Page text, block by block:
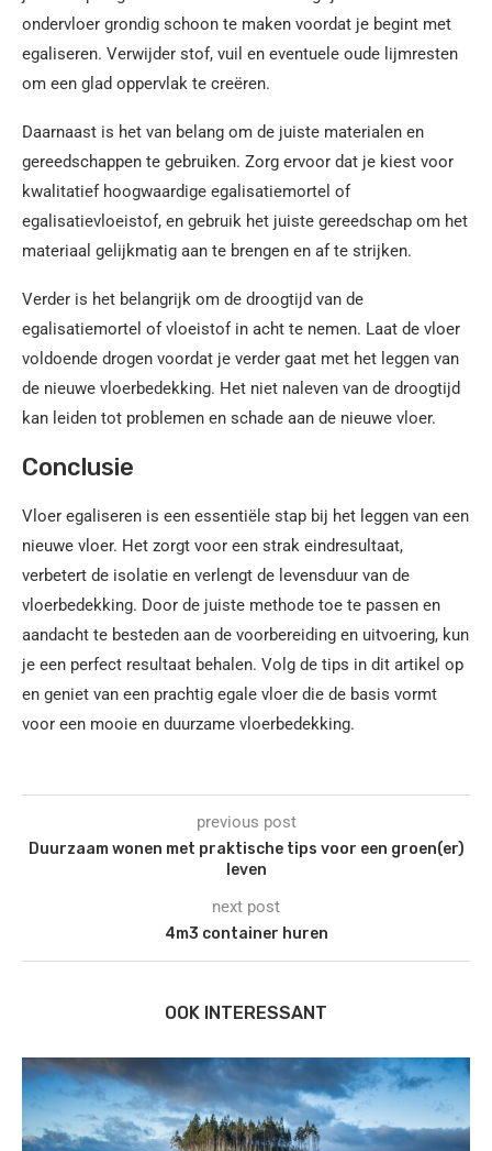
ondervloer grondig schoon te maken voordat je begint met
egaliseren. Verwijder stof, vuil en eventuele oude lijmresten
om een glad oppervlak te creëren.
Daarnaast is het van belang om de juiste materialen en
gereedschappen te gebruiken. Zorg ervoor dat je kiest voor
kwalitatief hoogwaardige egalisatiemortel of
egalisatievloeistof, en gebruik het juiste gereedschap om het
materiaal gelijkmatig aan te brengen en af te strijken.
Verder is het belangrijk om de droogtijd van de
egalisatiemortel of vloeistof in acht te nemen. Laat de vloer
voldoende drogen voordat je verder gaat met het leggen van
de nieuwe vloerbedekking. Het niet naleven van de droogtijd
kan leiden tot problemen en schade aan de nieuwe vloer.
Conclusie
Vloer egaliseren is een essentiële stap bij het leggen van een
nieuwe vloer. Het zorgt voor een strak eindresultaat,
verbetert de isolatie en verlengt de levensduur van de
vloerbedekking. Door de juiste methode toe te passen en
aandacht te besteden aan de voorbereiding en uitvoering, kun
je een perfect resultaat behalen. Volg de tips in dit artikel op
en geniet van een prachtig egale vloer die de basis vormt
voor een mooie en duurzame vloerbedekking.
previous post
Duurzaam wonen met praktische tips voor een groen(er)
leven
next post
4m3 container huren
OOK INTERESSANT